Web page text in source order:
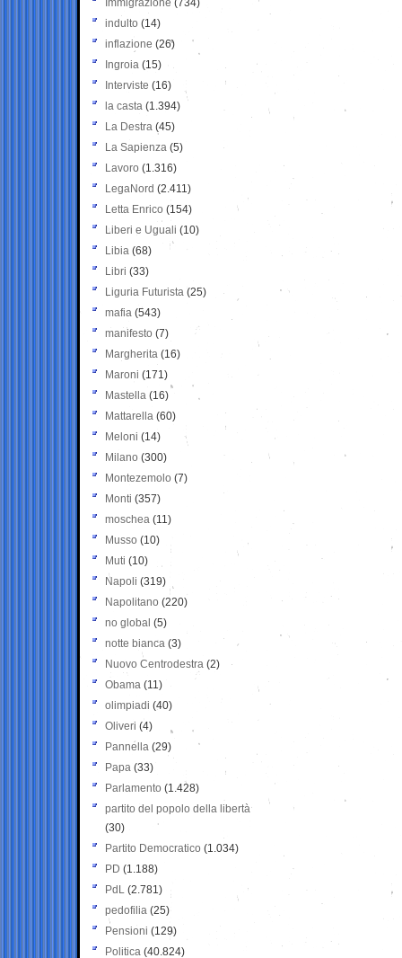
Immigrazione (734)
indulto (14)
inflazione (26)
Ingroia (15)
Interviste (16)
la casta (1.394)
La Destra (45)
La Sapienza (5)
Lavoro (1.316)
LegaNord (2.411)
Letta Enrico (154)
Liberi e Uguali (10)
Libia (68)
Libri (33)
Liguria Futurista (25)
mafia (543)
manifesto (7)
Margherita (16)
Maroni (171)
Mastella (16)
Mattarella (60)
Meloni (14)
Milano (300)
Montezemolo (7)
Monti (357)
moschea (11)
Musso (10)
Muti (10)
Napoli (319)
Napolitano (220)
no global (5)
notte bianca (3)
Nuovo Centrodestra (2)
Obama (11)
olimpiadi (40)
Oliveri (4)
Pannella (29)
Papa (33)
Parlamento (1.428)
partito del popolo della libertà
(30)
Partito Democratico (1.034)
PD (1.188)
PdL (2.781)
pedofilia (25)
Pensioni (129)
Politica (40.824)